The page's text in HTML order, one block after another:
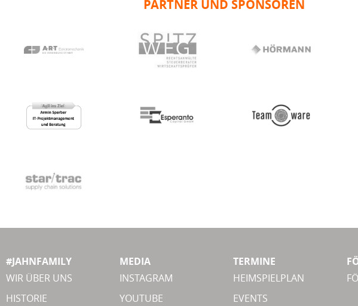
PARTNER UND SPONSOREN
#JAHNFAMILY
WIR ÜBER UNS
HISTORIE
MEDIA
INSTAGRAM
YOUTUBE
TERMINE
HEIMSPIELPLAN
EVENTS